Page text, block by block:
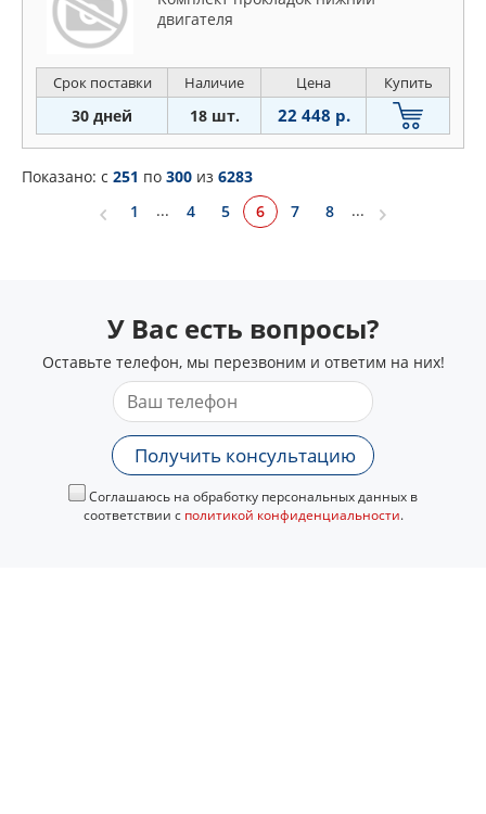
двигaтeля
Срок поставки Наличие Цена Купить
30 дней 18 шт. 22 448 р.
Показано: c 251 по 300 из 6283
1
... 4 5 6 7 8 ...
У Вас есть вопросы?
Оставьте телефон, мы перезвоним и ответим на них!
Получить консультацию
Соглашаюсь на обработку персональных данных в
соответствии с политикой конфиденциальности.